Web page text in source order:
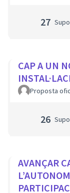
27
CAP A UN
Proposta
26
AVANÇAR